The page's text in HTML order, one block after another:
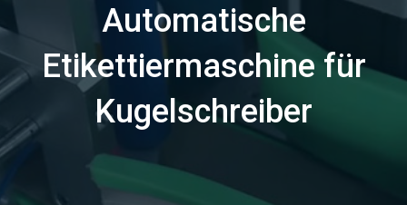
Automatische
Etikettiermaschine für
Kugelschreiber